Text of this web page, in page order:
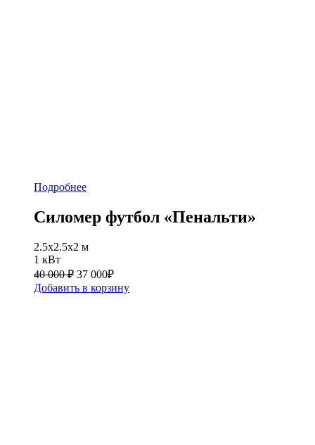
Подробнее
Силомер футбол «Пенальти»
2.5x2.5x2 м
1 кВт
40 000 ₽ 37 000₽
Добавить в корзину